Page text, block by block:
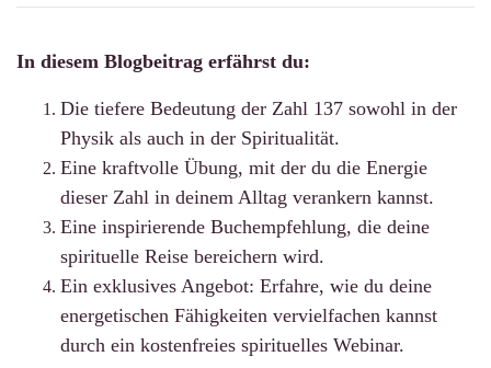
In diesem Blogbeitrag erfährst du:
Die tiefere Bedeutung der Zahl 137 sowohl in der
Physik als auch in der Spiritualität.
Eine kraftvolle Übung, mit der du die Energie
dieser Zahl in deinem Alltag verankern kannst.
Eine inspirierende Buchempfehlung, die deine
spirituelle Reise bereichern wird.
Ein exklusives Angebot: Erfahre, wie du deine
energetischen Fähigkeiten vervielfachen kannst
durch ein kostenfreies spirituelles Webinar.